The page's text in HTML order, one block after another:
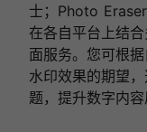
士；Photo
在各自平台上结
面服务。您可根
水印效果的期望
题，提升数字内容